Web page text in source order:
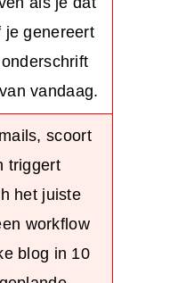
je genereert
vandaag.
scoort
triggert
het juiste
workflow
blog in 10